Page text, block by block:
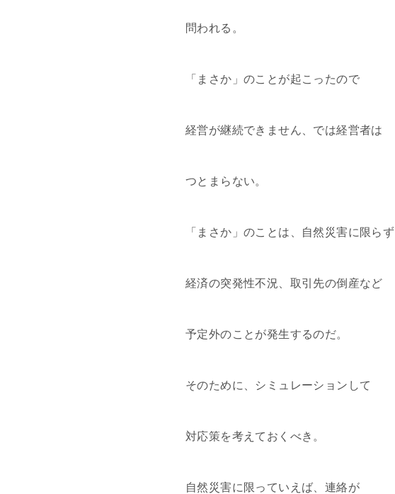
問われる。
「まさか」のことが起こったので
経営が継続できません、では経営者は
つとまらない。
「まさか」のことは、自然災害に限らず
経済の突発性不況、取引先の倒産など
予定外のことが発生するのだ。
そのために、シミュレーションして
対応策を考えておくべき。
自然災害に限っていえば、連絡が